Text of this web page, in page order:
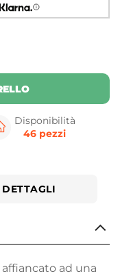
Disponibilità
46 pezzi
DETTAGLI
affiancato ad una